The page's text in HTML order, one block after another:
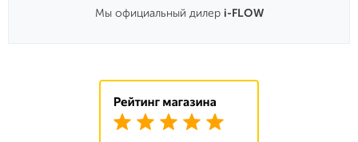
Мы официальный дилер i-FLOW